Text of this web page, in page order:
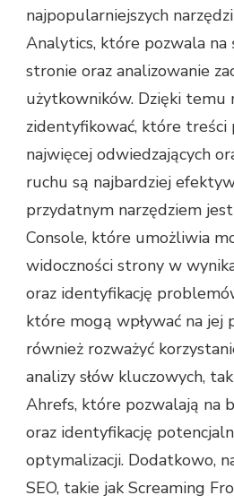
najpopularniejszych
Analytics, które pozwala na
stronie oraz analizowanie
użytkowników. Dzięki temu
zidentyfikować, które treści
najwięcej odwiedzających
ruchu są najbardziej
przydatnym narzędziem
Console, które umożliwia
widoczności strony w
oraz identyfikację
które mogą wpływać na jej
również rozważyć
analizy słów kluczowych,
Ahrefs, które pozwalają na
oraz identyfikację
optymalizacji. Dodatkowo,
SEO, takie jak Screaming